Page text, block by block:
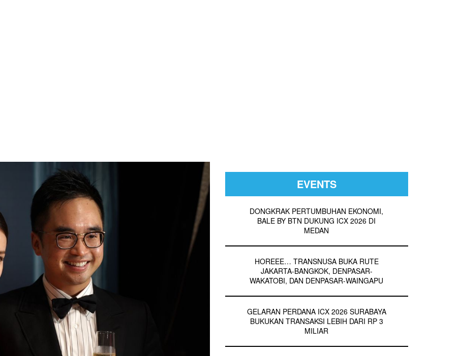
EVENTS
DONGKRAK PERTUMBUHAN EKONOMI,
BALE BY BTN DUKUNG ICX 2026 DI
MEDAN
HOREEE… TRANSNUSA BUKA RUTE
JAKARTA-BANGKOK, DENPASAR-
WAKATOBI, DAN DENPASAR-WAINGAPU
GELARAN PERDANA ICX 2026 SURABAYA
BUKUKAN TRANSAKSI LEBIH DARI RP 3
MILIAR